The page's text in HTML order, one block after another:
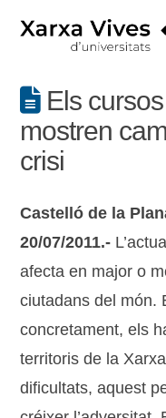
Els cursos
mostren
crisi
Castelló de la
20/07/2011.-
afecta en major o
ciutadans del món.
concretament, els
territoris de la
dificultats, aquest